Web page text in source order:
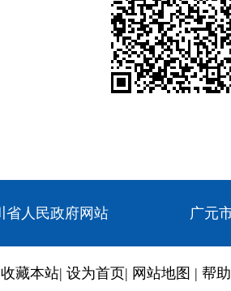
省人民政府网站 广元
收藏本站| 设为首页| 网站地图 | 帮